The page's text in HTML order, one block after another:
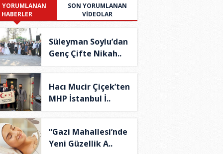
YORUMLANAN
HABERLER
SON YORUMLANAN
VİDEOLAR
Süleyman Soylu’dan
Genç Çifte Nikah..
Hacı Mucir Çiçek’ten
MHP İstanbul İ..
“Gazi Mahallesi’nde
Yeni Güzellik A..